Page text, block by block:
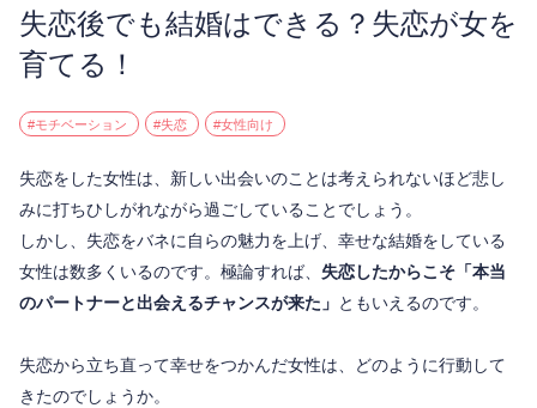
失恋後でも結婚はできる？失恋が女を
育てる！
#モチベーション #失恋 #女性向け
失恋をした女性は、新しい出会いのことは考えられないほど悲し
みに打ちひしがれながら過ごしていることでしょう。
しかし、失恋をバネに自らの魅力を上げ、幸せな結婚をしている
女性は数多くいるのです。極論すれば、 失恋したからこそ「本当
のパートナーと出会えるチャンスが来た」 ともいえるのです。
失恋から立ち直って幸せをつかんだ女性は、どのように行動して
きたのでしょうか。